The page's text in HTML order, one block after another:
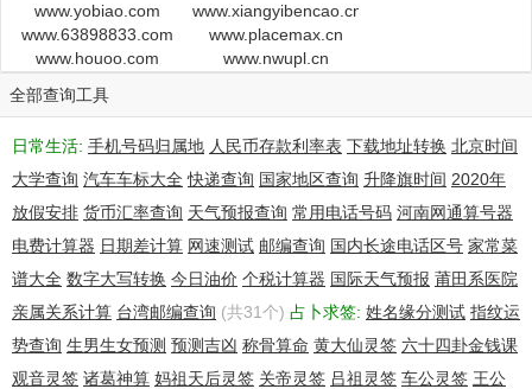
robotics.com
www.yobiao.com
www.xiangyibencao.cn
www.63898833.com
www.placemax.cn
www.houoo.com
www.nwupl.cn
全部查询工具
日常生活: 手机号码归属地 人民币存款利率表 下载地址转换 北京时间
大学查询 汽车车标大全 快递查询 国家地区查询 升降旗时间 2020年
放假安排 货币汇率查询 天气预报查询 常用电话号码 河南网通算号器
电费计算器 日期差计算 网速测试 邮编查询 国内长途电话区号 家常菜
谱大全 数字大写转换 今日油价 个税计算器 国际天气预报 莆田系医院
亲属关系计算 台湾邮编查询 (共31个) 占卜求签: 姓名缘分测试 指纹运
势查询 生男生女预测 预测吉凶 称骨算命 黄大仙灵签 六十四卦金钱课
观音灵签 诸葛神算 妈祖天后灵签 关帝灵签 吕祖灵签 车公灵签 王公